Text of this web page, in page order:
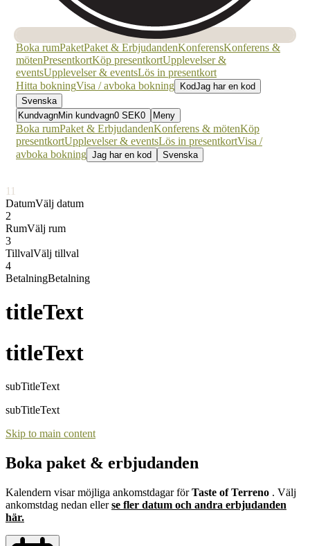
Boka rumPaketPaket & ErbjudandenKonferensKonferens &
mötenPresentkortKöp presentkortUpplevelser &
eventsUpplevelser & eventsLös in presentkort
Hitta bokningVisa / avboka bokning KodJag har en kod
Svenska
KundvagnMin kundvagn0 SEK0 Meny
Boka rumPaket & ErbjudandenKonferens & mötenKöp
presentkortUpplevelser & eventsLös in presentkortVisa /
avboka bokning Jag har en kod Svenska
1 1
DatumVälj datum
2
RumVälj rum
3
TillvalVälj tillval
4
BetalningBetalning
titleText
titleText
subTitleText
subTitleText
Skip to main content
Boka paket & erbjudanden
Kalendern visar möjliga ankomstdagar förTaste of Terreno . Välj
ankomstdag nedan ellerse fler datum och andra erbjudanden
här.